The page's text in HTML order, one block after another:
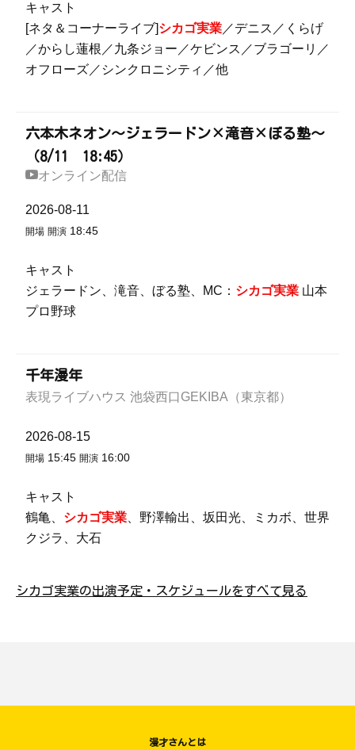
キャスト
[ネタ＆コーナーライブ]シカゴ実業 ／デニス／くらげ
／からし蓮根／九条ジョー／ケビンス／ブラゴーリ／
オフローズ／シンクロニシティ／他
六本木ネオン～ジェラードン×滝音×ぼる塾～
（8/11 18:45）
オンライン配信
2026-08-11
開場 開演 18:45
キャスト
ジェラードン、滝音、ぼる塾、MC： シカゴ実業 山本
プロ野球
千年漫年
表現ライブハウス 池袋西口GEKIBA（東京都）
2026-08-15
開場 15:45 開演 16:00
キャスト
鶴亀、 シカゴ実業 、野澤輸出、坂田光、ミカボ、世界
クジラ、大石
シカゴ実業の出演予定・スケジュールをすべて見る
漫才さんとは